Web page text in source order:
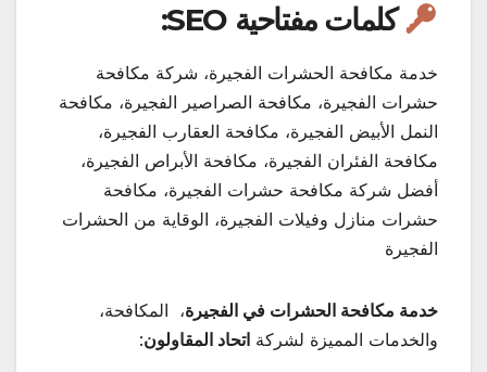
كلمات مفتاحية SEO:
خدمة مكافحة الحشرات الفجيرة، شركة مكافحة
حشرات الفجيرة، مكافحة الصراصير الفجيرة، مكافحة
النمل الأبيض الفجيرة، مكافحة العقارب الفجيرة،
مكافحة الفئران الفجيرة، مكافحة الأبراص الفجيرة،
أفضل شركة مكافحة حشرات الفجيرة، مكافحة
حشرات منازل وفيلات الفجيرة، الوقاية من الحشرات
الفجيرة
خدمة مكافحة الحشرات في الفجيرة، المكافحة،
والخدمات المميزة لشركة اتحاد المقاولون: